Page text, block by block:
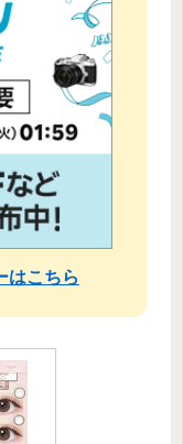
はこちら